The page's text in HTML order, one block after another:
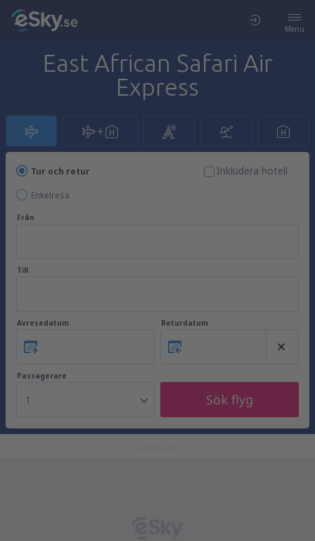
Menu
East African Safari Air
Express
Tur och retur
Enkelresa
Inkludera hotell
Från
Till
Avresedatum Returdatum
Passagerare
1 Sök flyg